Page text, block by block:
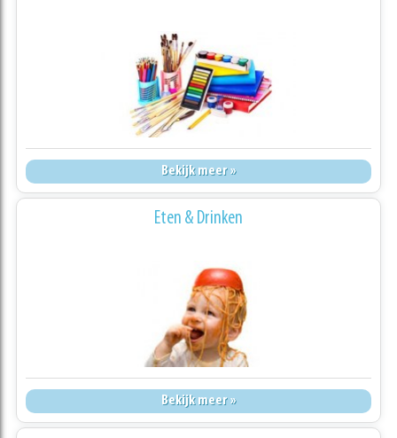
Bekijk meer »
Eten & Drinken
Bekijk meer »